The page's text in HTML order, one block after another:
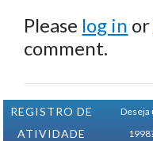
Please log in or
comment.
REGISTRO DE
ATIVIDADE
Deseja